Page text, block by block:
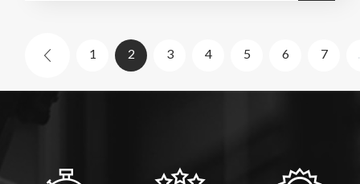
1 2(current)
3 4 5 6 7